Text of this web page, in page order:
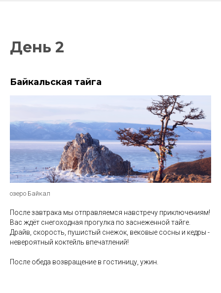
День 2
Байкальская тайга
озеро Байкал
После завтрака мы отправляемся навстречу приключениям!
Вас ждёт снегоходная прогулка по заснеженной тайге.
Драйв, скорость, пушистый снежок, вековые сосны и кедры -
невероятный коктейль впечатлений!
После обеда возвращение в гостиницу, ужин.